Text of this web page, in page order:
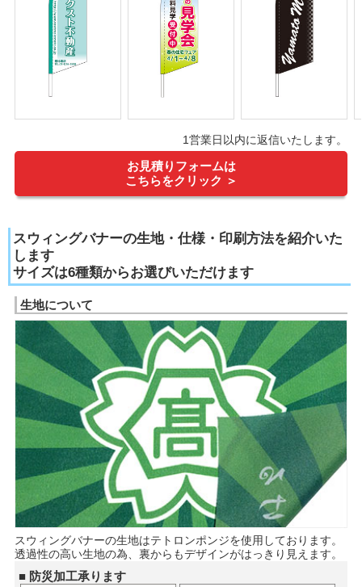
1営業日以内に返信いたします。
お見積りフォームは
こちらをクリック ＞
スウィングバナーの生地・仕様・印刷方法を紹介いた
します
サイズは6種類からお選びいただけます
生地について
スウィングバナーの生地はテトロンポンジを使用しております。
透過性の高い生地の為、裏からもデザインがはっきり見えます。
■ 防災加工承ります